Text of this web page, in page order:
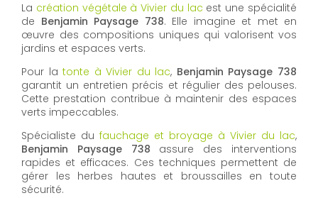
La création végétale à Vivier du lac est une spécialité
de Benjamin Paysage 738. Elle imagine et met en
œuvre des compositions uniques qui valorisent vos
jardins et espaces verts.
Pour latonte à Vivier du lac, Benjamin Paysage 738
garantit un entretien précis et régulier des pelouses.
Cette prestation contribue à maintenir des espaces
verts impeccables.
Spécialiste du fauchage et broyage à Vivier du lac,
Benjamin Paysage 738 assure des interventions
rapides et efficaces. Ces techniques permettent de
gérer les herbes hautes et broussailles en toute
sécurité.